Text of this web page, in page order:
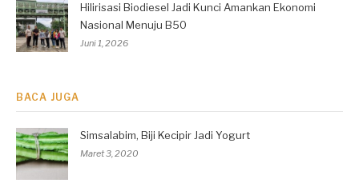
Hilirisasi Biodiesel Jadi Kunci Amankan Ekonomi
Nasional Menuju B50
Juni 1, 2026
BACA JUGA
Simsalabim, Biji Kecipir Jadi Yogurt
Maret 3, 2020